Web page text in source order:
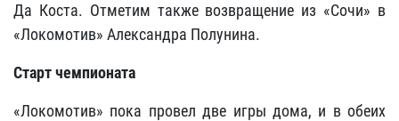
Да Коста. Отметим также возвращение из «Сочи» в
«Локомотив» Александра Полунина.
Старт чемпионата
«Локомотив» пока провел две игры дома, и в обеих